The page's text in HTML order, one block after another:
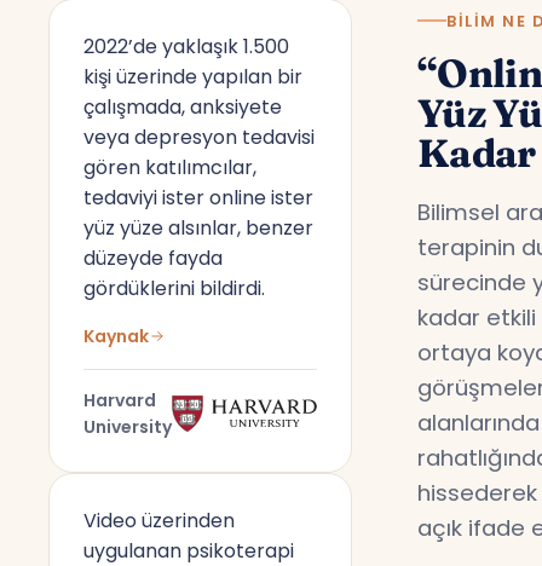
2022’de yaklaşık 1.500
kişi üzerinde yapılan bir
çalışmada, anksiyete
veya depresyon tedavisi
gören katılımcılar,
tedaviyi ister online ister
yüz yüze alsınlar, benzer
düzeyde fayda
gördüklerini bildirdi.
Kaynak
Harvard
University
Video üzerinden
uygulanan psikoterapi
BILIM NE
Yüz
Bilimsel
terapinin
sürecinde
kadar
ortaya
açık ifade